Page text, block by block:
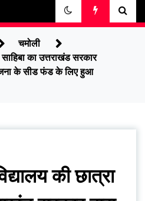
चमोली
साहिबा का उत्तराखंड सरकार
के सीड फंड के लिए हुआ
की छात्रा